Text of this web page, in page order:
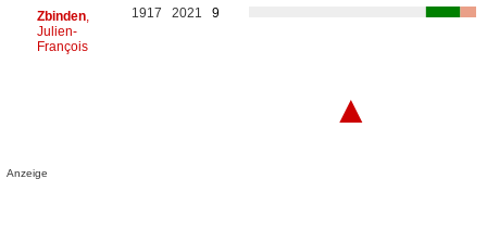
Zbinden,
Julien-
François
1917 2021 9
▲
Anzeige